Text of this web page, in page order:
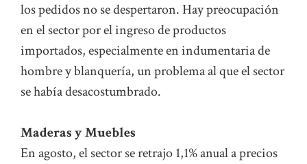
los pedidos no se despertaron. Hay preocupación
en el sector por el ingreso de productos
importados, especialmente en indumentaria de
hombre y blanquería, un problema al que el sector
se había desacostumbrado.
Maderas y Muebles
En agosto, el sector se retrajo 1,1% anual a precios